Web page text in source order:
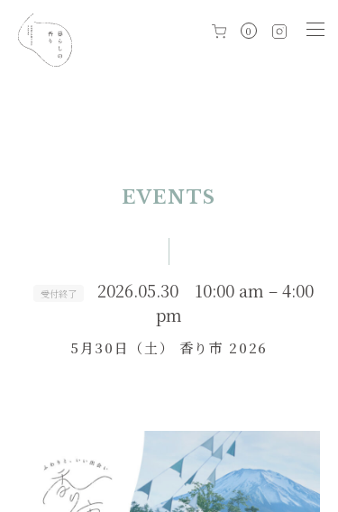
0
EVENTS
受付終了
2026.05.30 10:00 am – 4:00
pm
5月30日（土） 香り市 2026